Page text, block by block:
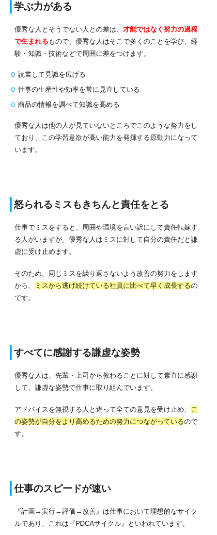
学ぶ力がある
優秀な人とそうでない人との差は、 才能ではなく努力の過程
で生まれるもので、優秀な人はそこで多くのことを学び、経
験・知識・技術などで周囲に差をつけます。
読書して見識を広げる
仕事の生産性や効率を常に見直している
商品の情報を調べて知識を高める
優秀な人は他の人が見ていないところでこのような努力をし
ており、この学習意欲が高い能力を発揮する原動力になって
います。
怒られるミスもきちんと責任をとる
仕事でミスをすると、周囲や環境を言い訳にして責任転嫁す
る人がいますが、優秀な人はミスに対して自分の責任だと謙
虚に受け止めます。
そのため、同じミスを繰り返さないよう改善の努力をします
から、
ミスから逃げ続けている社員に比べて早く成長するの
です。
すべてに感謝する謙虚な姿勢
優秀な人は、先輩・上司から教わることに対して素直に感謝
して、謙虚な姿勢で仕事に取り組んでいます。
アドバイスを無視する人と違って全ての意見を受け止め、
こ
の姿勢が自分をより高めるための努力につながっているので
す。
仕事のスピードが速い
『計画→実行→評価→改善』は仕事において理想的なサイク
ルであり、これは『PDCAサイクル』といわれています。